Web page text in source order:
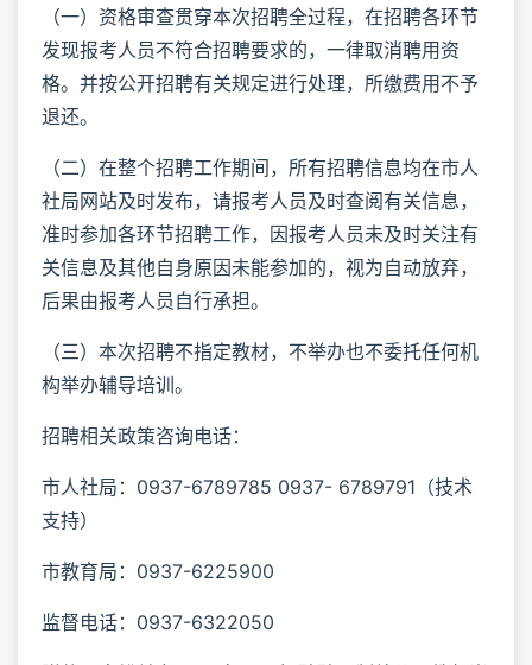
（一）资格审查贯穿本次招聘全过程，在招聘各环节
发现报考人员不符合招聘要求的，一律取消聘用资
格。并按公开招聘有关规定进行处理，所缴费用不予
退还。
（二）在整个招聘工作期间，所有招聘信息均在市人
社局网站及时发布，请报考人员及时查阅有关信息，
准时参加各环节招聘工作，因报考人员未及时关注有
关信息及其他自身原因未能参加的，视为自动放弃，
后果由报考人员自行承担。
（三）本次招聘不指定教材，不举办也不委托任何机
构举办辅导培训。
招聘相关政策咨询电话：
市人社局：0937-6789785 0937- 6789791（技术
支持）
市教育局：0937-6225900
监督电话：0937-6322050